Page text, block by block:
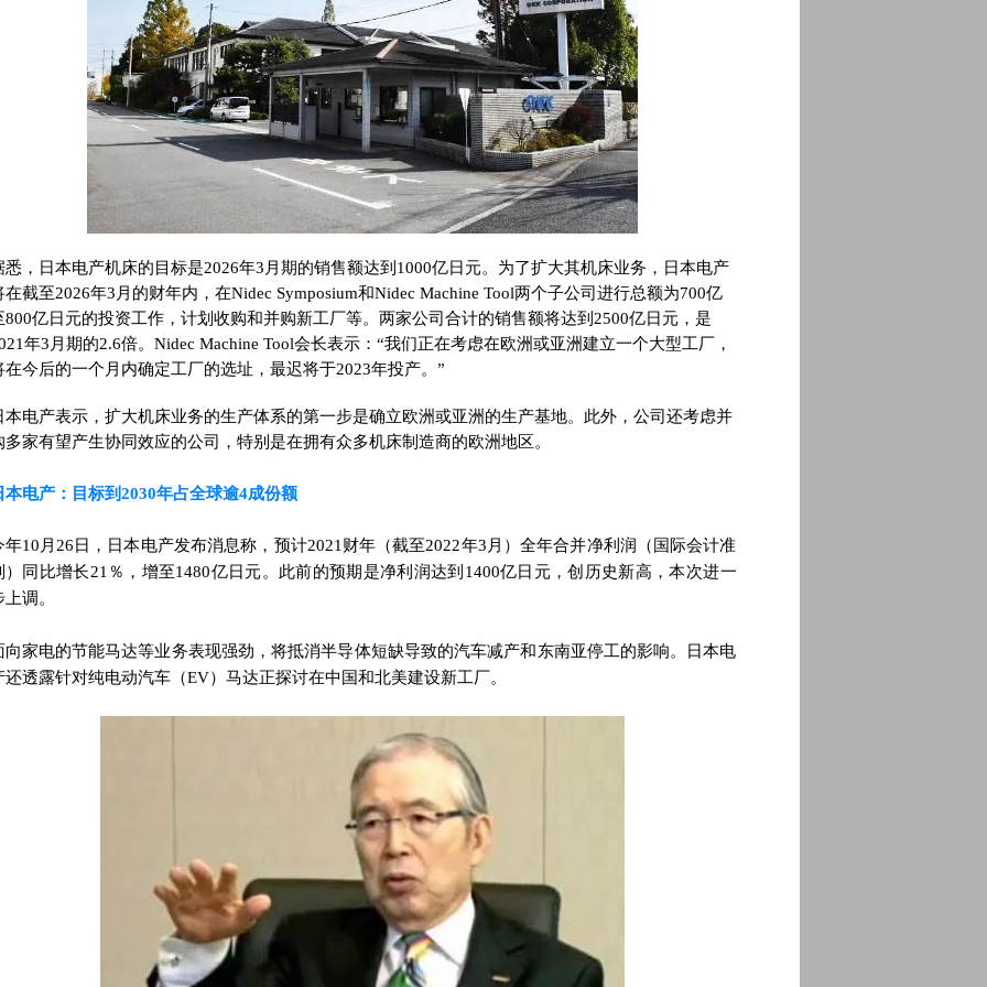
悉，日本电产机床的目标是2026年3月期的销售额达到1000亿日元。为了扩大其机床业务，日本电产
在截至2026年3月的财年内，在Nidec Symposium和Nidec Machine Tool两个子公司进行总额为700亿
800亿日元的投资工作，计划收购和并购新工厂等。两家公司合计的销售额将达到2500亿日元，是
年3月期的2.6倍。Nidec Machine Tool会长表示：“我们正在考虑在欧洲或亚洲建立一个大型工厂，
在今后的一个月内确定工厂的选址，最迟将于2023年投产。”
本电产表示，扩大机床业务的生产体系的第一步是确立欧洲或亚洲的生产基地。此外，公司还考虑并
多家有望产生协同效应的公司，特别是在拥有众多机床制造商的欧洲地区。
本电产：目标到2030年占全球逾4成份额
年10月26日，日本电产发布消息称，预计2021财年（截至2022年3月）全年合并净利润（国际会计准
）同比增长21％，增至1480亿日元。此前的预期是净利润达到1400亿日元，创历史新高，本次进一
调。
向家电的节能马达等业务表现强劲，将抵消半导体短缺导致的汽车减产和东南亚停工的影响。日本电
还透露针对纯电动汽车（EV）马达正探讨在中国和北美建设新工厂。